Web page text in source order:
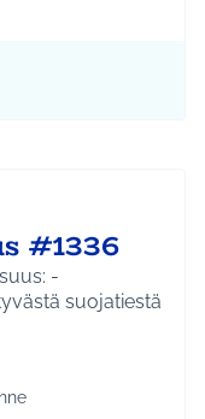
Infra ja liikenne
#1336
-
suojatiestä
Tuusulan kylät
teeman mukaan: Infra ja